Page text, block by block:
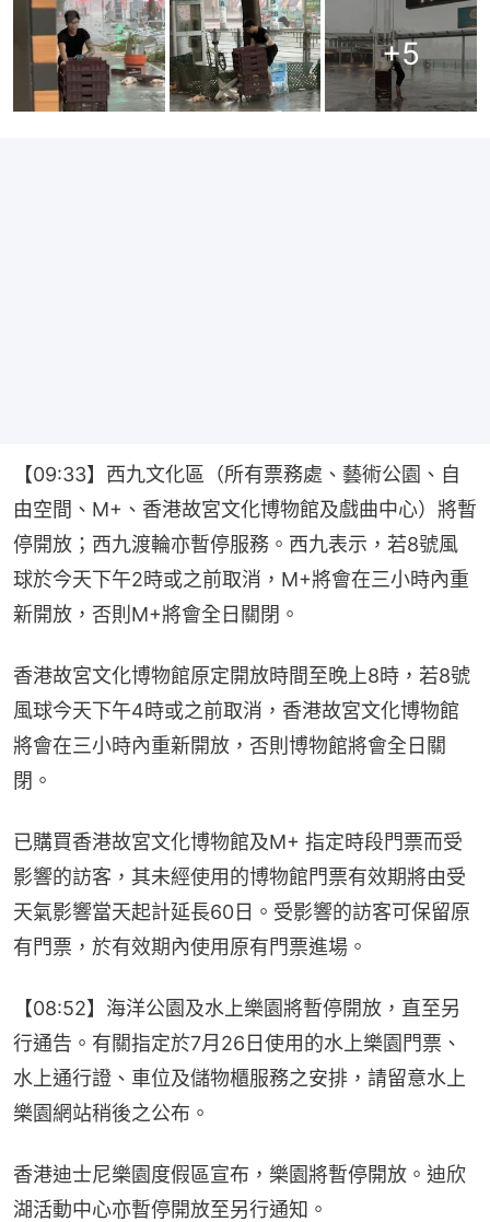
+5
【09:33】西九文化區（所有票務處、藝術公園、自
由空間、M+、香港故宮文化博物館及戲曲中心）將暫
停開放；西九渡輪亦暫停服務。西九表示，若8號風
球於今天下午2時或之前取消，M+將會在三小時內重
新開放，否則M+將會全日關閉。
香港故宮文化博物館原定開放時間至晚上8時，若8號
風球今天下午4時或之前取消，香港故宮文化博物館
將會在三小時內重新開放，否則博物館將會全日關
閉。
已購買香港故宮文化博物館及M+ 指定時段門票而受
影響的訪客，其未經使用的博物館門票有效期將由受
天氣影響當天起計延長60日。受影響的訪客可保留原
有門票，於有效期內使用原有門票進場。
【08:52】海洋公園及水上樂園將暫停開放，直至另
行通告。有關指定於7月26日使用的水上樂園門票、
水上通行證、車位及儲物櫃服務之安排，請留意水上
樂園網站稍後之公布。
香港迪士尼樂園度假區宣布，樂園將暫停開放。迪欣
湖活動中心亦暫停開放至另行通知。